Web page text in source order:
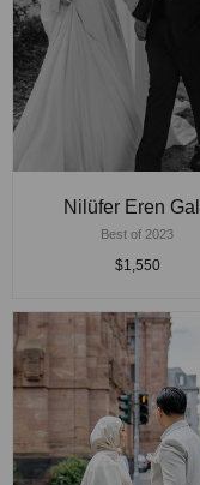
Nilüfer Eren
Best of 2023
$1,550